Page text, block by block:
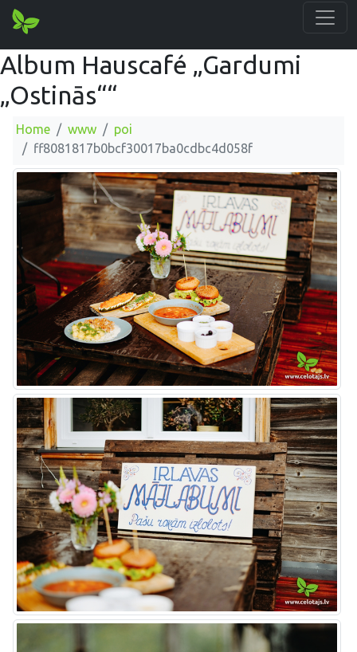
Album Hauscafé „Gardumi
„Ostinās““
Home www
poi
ff8081817b0bcf30017ba0cdbc4d058f